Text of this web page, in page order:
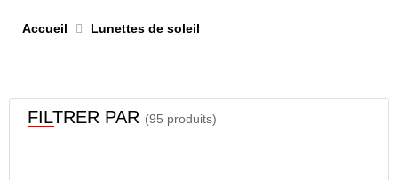
Accueil Lunettes de soleil
FILTRER PAR (95 produits)